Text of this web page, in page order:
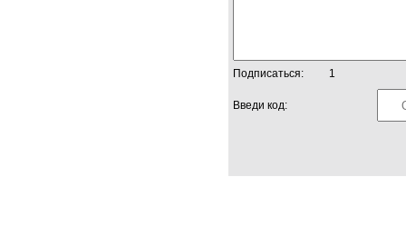
Подписаться: 1
Введи код: